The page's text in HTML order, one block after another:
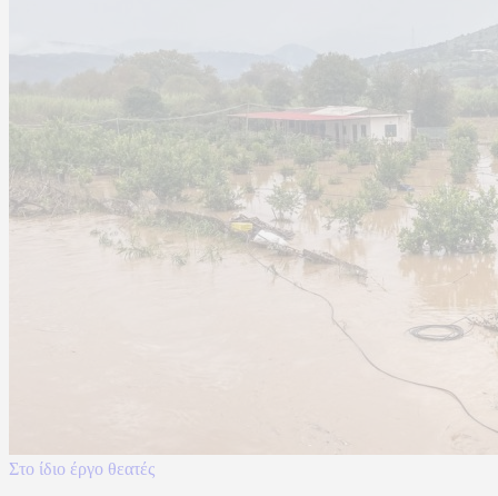
Στο ίδιο έργο θεατές